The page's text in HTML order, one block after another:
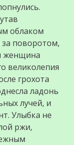
облаком
поворотом,
женщина
великолепия
грохота
ладонь
лучей, и
Улыбка не
ржи,